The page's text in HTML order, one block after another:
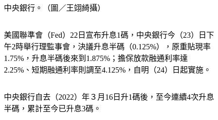
中央銀行。（圖／王翊綺攝）
美國聯準會（Fed）22日宣布升息1碼，中央銀行今（23）日下
午2時舉行理監事會，決議升息半碼（0.125%），原重貼現率
1.75%，升息半碼後來到1.875%；擔保放款融通利率達
2.25%、短期融通利率則調至4.125%，自明（24）日起實施。
中央銀行自去（2022）年３月16日升1碼後，至今連續4次升息
半碼，累計至今已升息3碼。